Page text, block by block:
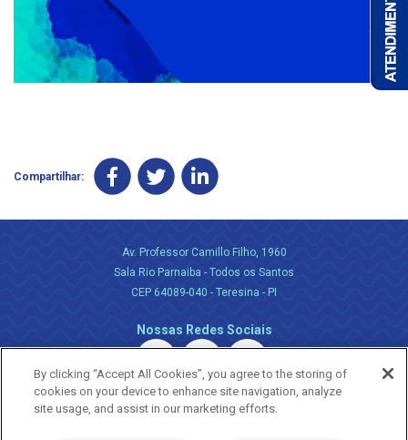
Compartilhar:
Av. Professor Camillo Filho, 1960
Sala Rio Parnaiba - Todos os Santos
CEP 64089-040 - Teresina - PI
Nossas Redes Sociais
By clicking “Accept All Cookies”, you agree to the storing of
cookies on your device to enhance site navigation, analyze
site usage, and assist in our marketing efforts.